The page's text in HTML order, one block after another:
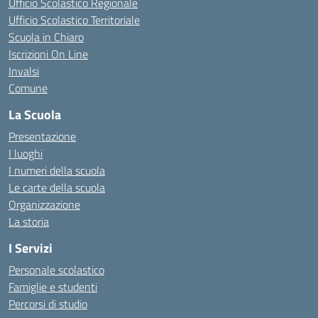
Ufficio Scolastico Territoriale
Scuola in Chiaro
Iscrizioni On Line
Invalsi
Comune
La Scuola
Presentazione
I luoghi
I numeri della scuola
Le carte della scuola
Organizzazione
La storia
I Servizi
Personale scolastico
Famiglie e studenti
Percorsi di studio